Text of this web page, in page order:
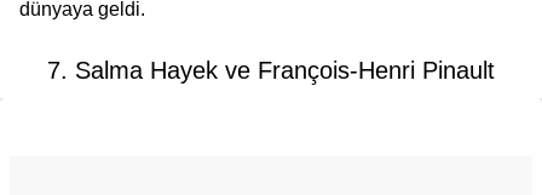
dünyaya geldi.
7. Salma Hayek ve François-Henri Pinault